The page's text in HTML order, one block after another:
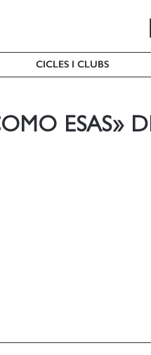
CICLES I CLUBS
ESAS»